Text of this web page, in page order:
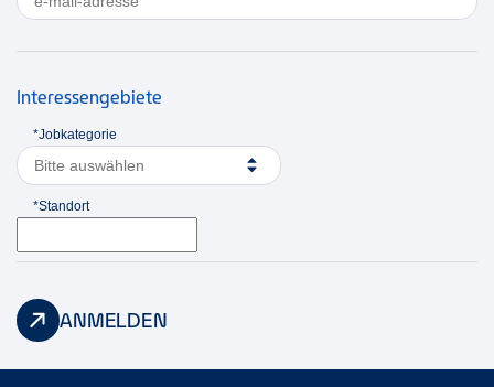
Interessengebiete
*Jobkategorie
Bitte auswählen
*Standort
ANMELDEN